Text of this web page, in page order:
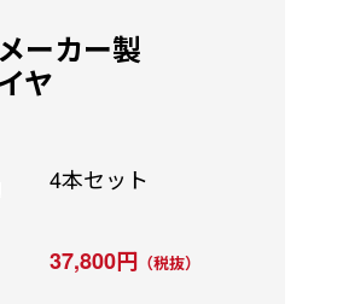
ーカー製
ヤ
4本セット
37,800円 （税抜）